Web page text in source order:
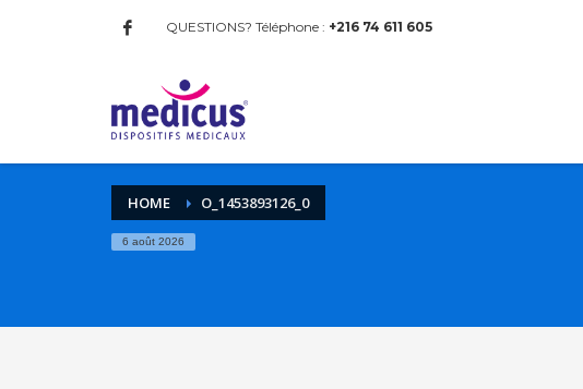
QUESTIONS? Téléphone : +216 74 611 605
HOME O_1453893126_0
6 août 2026